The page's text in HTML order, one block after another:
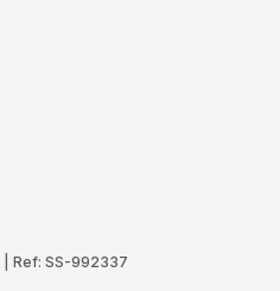
Ref: SS-992337